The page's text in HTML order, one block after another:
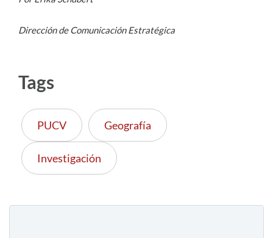
Dirección de Comunicación Estratégica
Tags
PUCV Geografía
Investigación